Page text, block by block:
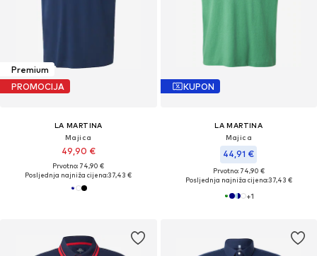
Premium
PROMOCIJA
LA MARTINA
Majica
49,90 €
Prvotno: 74,90 €
Posljednja najniža cijena:37,43 €
KUPON
LA MARTINA
Majica
44,91 €
Prvotno: 74,90 €
Posljednja najniža cijena:37,43 €
+1